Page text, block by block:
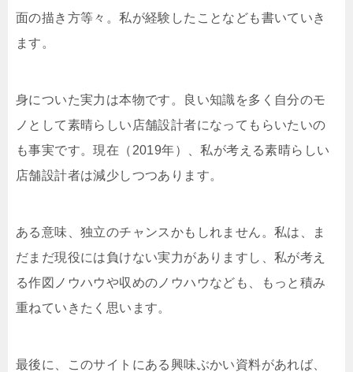
面の描き方等々。私が経験したことなども書いていき
ます。
身についた実力は本物です。良い知識を多く自分のモ
ノとして素晴らしい店舗設計者になってもらいたいの
も事実です。現在（2019年）、私が考える素晴らしい
店舗設計者は減少しつつあります。
ある意味、独立のチャンスかもしれません。私は、ま
だまだ現役には負けない実力がありますし、私が考え
る作図ノウハウや収めのノウハウなども、もっと積み
重ねていきたく思います。
最後に、このサイトにある興味ぶかい資料があれば、